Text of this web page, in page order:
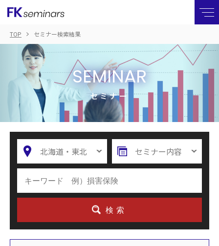
TOP セミナー検索結果
SEMINAR
セミナー
北海道・東北 セミナー内容
検索